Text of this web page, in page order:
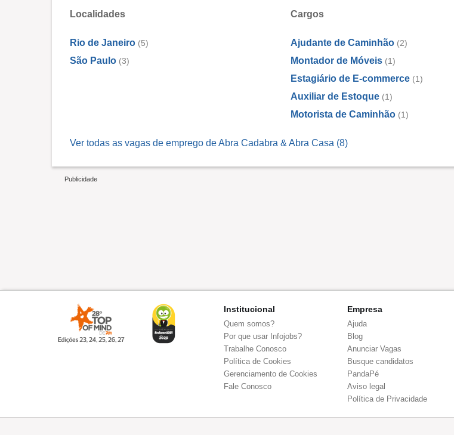
Localidades
Rio de Janeiro (5)
São Paulo (3)
Cargos
Ajudante de Caminhão (2)
Montador de Móveis (1)
Estagiário de E-commerce (1)
Auxiliar de Estoque (1)
Motorista de Caminhão (1)
Ver todas as vagas de emprego de Abra Cadabra & Abra Casa (8)
Institucional
Quem somos?
Por que usar Infojobs?
Trabalhe Conosco
Política de Cookies
Gerenciamento de Cookies
Fale Conosco
Empresa
Ajuda
Blog
Anunciar Vagas
Busque candidatos
PandaPé
Aviso legal
Política de Privacidade